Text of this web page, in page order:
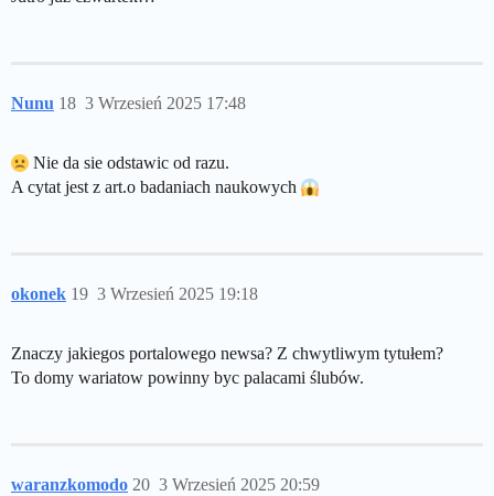
Nunu 3 Wrzesień 2025 17:48
18
Nie da sie odstawic od razu.
A cytat jest z art.o badaniach naukowych
okonek 3 Wrzesień 2025 19:18
19
Znaczy jakiegos portalowego newsa? Z chwytliwym tytułem?
To domy wariatow powinny byc palacami ślubów.
waranzkomodo 3 Wrzesień 2025 20:59
20